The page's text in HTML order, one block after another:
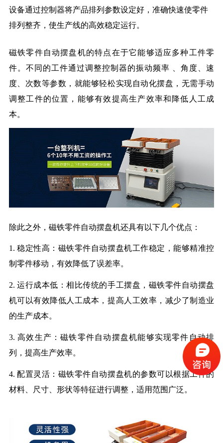
设备通过控制器将产品排列参数设定好，准确快速使零件
排列整齐，使生产线的高效稳定运行。
磁铁零件自动摆盘机的特点在于它能够适应多种工件零
件。不同的工件通过调整控制器的振动频率
、角度、速
度、 次数等参数，就能够轻松实现自动化摆盘，无需手动
调整工件的位置，能够有效提高生产效率和降低人工成
本。
除此之外，磁铁零件自动摆盘机还具有以下几个优点：
1. 稳定性高：磁铁零件自动摆盘机工作稳定，能够精准控
制零件移动，有效降低了误差率。
2. 运行成本低：相比传统的手工摆盘，磁铁零件自动摆盘
机可以有效降低人工成本，提高人工效率，减少了制造业
的生产成本。
3. 高效生产：磁铁零件自动摆盘机能够实现零件 自动排
列，提高生产效率。
4. 配置灵活：磁铁零件自动摆盘机的参数可以根据工件的
材料、尺寸、形状等特征进行调整，适用范围广泛。